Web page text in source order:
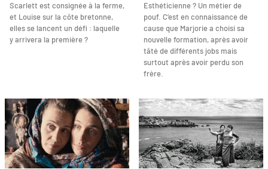
Scarlett est consignée à la ferme,
et Louise sur la côte bretonne,
elles se lancent un défi : laquelle
y arrivera la première ?
Esthéticienne ? Un métier de
pouf. C’est en connaissance de
cause que Marjorie a choisi sa
nouvelle formation, après avoir
tâté de différents jobs mais
surtout après avoir perdu son
frère.